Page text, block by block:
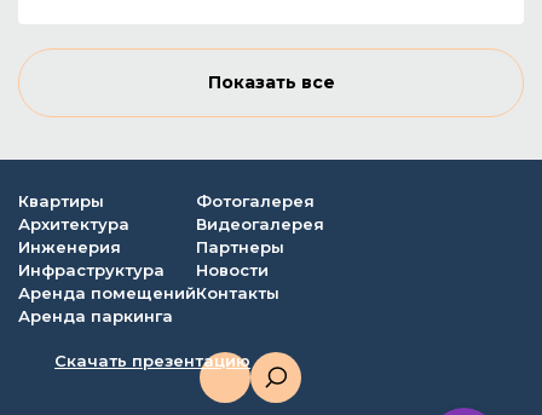
Показать все
Квартиры
Архитектура
Инженерия
Инфраструктура
Аренда помещений
Аренда паркинга
Фотогалерея
Видеогалерея
Партнеры
Новости
Контакты
Скачать презентацию